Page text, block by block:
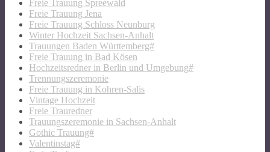
Freie Trauung Spreewald
Freie Trauung Jena
Freie Trauung Schloss Neunburg
Winter Hochzeit Sachsen-Anhalt
Trauungen Baden Württemberg#
Freie Trauung in Bad Kösen
Hochzeitsredner in Berlin und Umgebung#
Trennungszeremonie
Freie Trauung in Kohren-Salis
Vintage Hochzeit
Freie Trauredner
Trauungszeremonie in Sachsen-Anhalt
Gothic Trauung#
Valentinstag#